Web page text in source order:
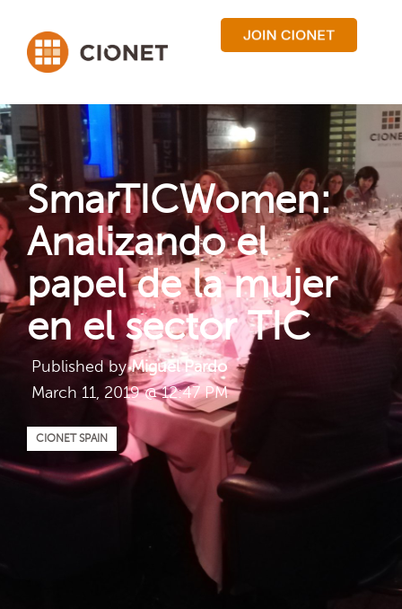
SmarTICWomen:
Analizando el
papel de la mujer
en el sector TIC
Published byMiguel Pardo
March 11, 2019 @ 12:47 PM
CIONET SPAIN